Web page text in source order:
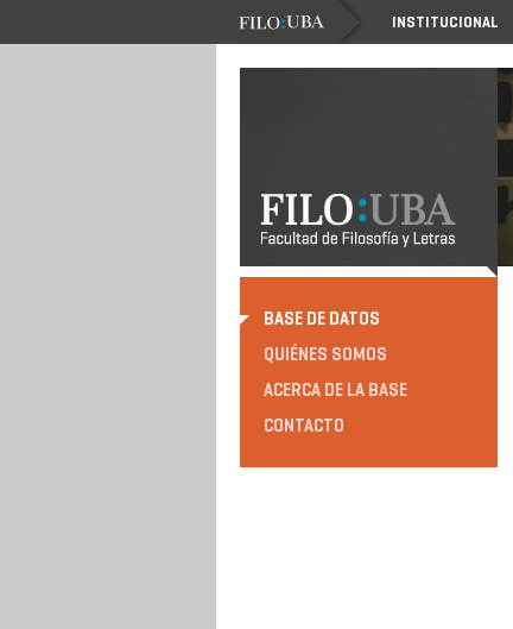
INSTITUCIONAL
BASE DE DATOS
QUIÉNES SOMOS
ACERCA DE LA BASE
CONTACTO